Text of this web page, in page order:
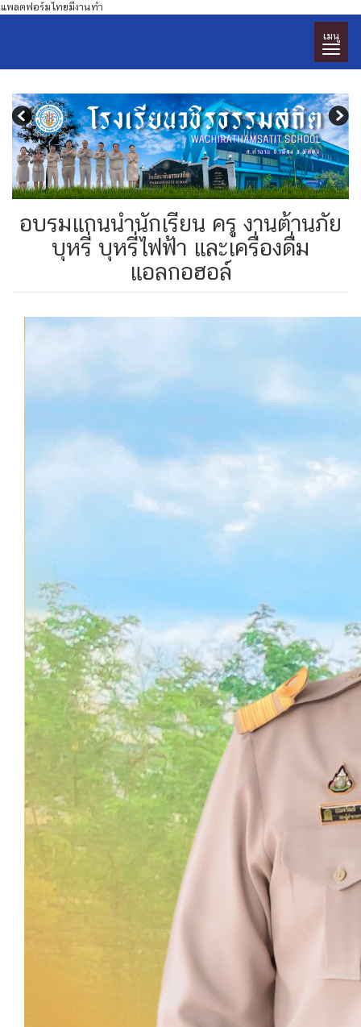
แพลตฟอร์มไทยมีงานทำ
เมนู
อบรมแกนนำนักเรียน ครู งานต้านภัย
บุหรี่ บุหรี่ไฟฟ้า และเครื่องดื่ม
แอลกอฮอล์